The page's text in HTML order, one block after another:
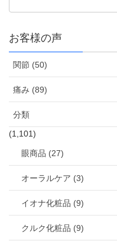
お客様の声
関節 (50)
痛み (89)
分類
(1,101)
眼商品 (27)
オーラルケア (3)
イオナ化粧品 (9)
クルク化粧品 (9)